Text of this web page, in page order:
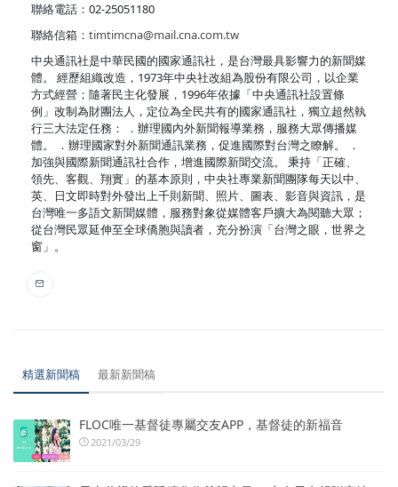
聯絡電話：02-25051180
聯絡信箱： timtimcna@mail.cna.com.tw
中央通訊社是中華民國的國家通訊社，是台灣最具影響力的新聞媒
體。 經歷組織改造，1973年中央社改組為股份有限公司，以企業
方式經營；隨著民主化發展，1996年依據「中央通訊社設置條
例」改制為財團法人，定位為全民共有的國家通訊社，獨立超然執
行三大法定任務： ．辦理國內外新聞報導業務，服務大眾傳播媒
體。 ．辦理國家對外新聞通訊業務，促進國際對台灣之瞭解。 ．
加強與國際新聞通訊社合作，增進國際新聞交流。 秉持「正確、
領先、客觀、翔實」的基本原則，中央社專業新聞團隊每天以中、
英、日文即時對外發出上千則新聞、照片、圖表、影音與資訊，是
台灣唯一多語文新聞媒體，服務對象從媒體客戶擴大為閱聽大眾；
從台灣民眾延伸至全球僑胞與讀者，充分扮演「台灣之眼，世界之
窗」。
精選新聞稿 最新新聞稿
FLOC唯一基督徒專屬交友APP，基督徒的新福音
2021/03/29